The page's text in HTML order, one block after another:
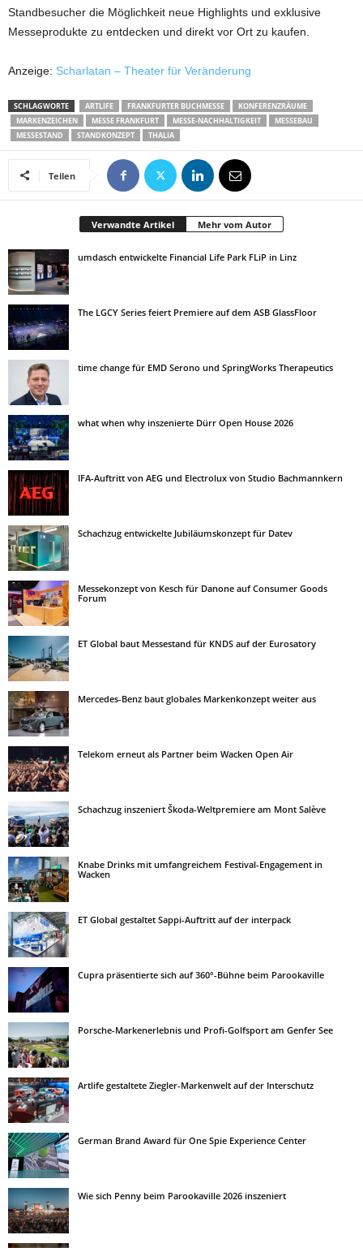
Standbesucher die Möglichkeit neue Highlights und exklusive
Messeprodukte zu entdecken und direkt vor Ort zu kaufen.
Anzeige: Scharlatan – Theater für Veränderung
SCHLAGWORTE ARTLIFE FRANKFURTER BUCHMESSE
KONFERENZRÄUME
MARKENZEICHEN
MESSE FRANKFURT MESSE-NACHHALTIGKEIT
MESSEBAU
MESSESTAND
STANDKONZEPT THALIA
Teilen
Verwandte Artikel Mehr vom Autor
umdasch entwickelte Financial Life Park FLiP in Linz
The LGCY Series feiert Premiere auf dem ASB GlassFloor
time change für EMD Serono und SpringWorks Therapeutics
what when why inszenierte Dürr Open House 2026
IFA-Auftritt von AEG und Electrolux von Studio Bachmannkern
Schachzug entwickelte Jubiläumskonzept für Datev
Messekonzept von Kesch für Danone auf Consumer Goods
Forum
ET Global baut Messestand für KNDS auf der Eurosatory
Mercedes-Benz baut globales Markenkonzept weiter aus
Telekom erneut als Partner beim Wacken Open Air
Schachzug inszeniert Škoda-Weltpremiere am Mont Salève
Knabe Drinks mit umfangreichem Festival-Engagement in
Wacken
ET Global gestaltet Sappi-Auftritt auf der interpack
Cupra präsentierte sich auf 360°-Bühne beim Parookaville
Porsche-Markenerlebnis und Profi-Golfsport am Genfer See
Artlife gestaltete Ziegler-Markenwelt auf der Interschutz
German Brand Award für One Spie Experience Center
Wie sich Penny beim Parookaville 2026 inszeniert